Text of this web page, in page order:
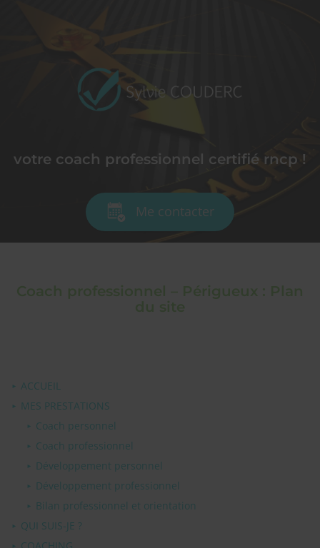
votre coach professionnel certifié rncp !
Me contacter
ACCUEIL
MES PRESTATIONS
Coach personnel
Coach professionnel
Développement personnel
Développement professionnel
Bilan professionnel et orientation
QUI SUIS-JE ?
COACHING